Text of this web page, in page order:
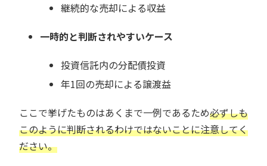
継続的な売却による収益
一時的と判断されやすいケース
投資信託内の分配債投資
年1回の売却による譲渡益
ここで挙げたものはあくまで一例であるため必ずしも
このように判断されるわけではないことに注意してく
ださい。